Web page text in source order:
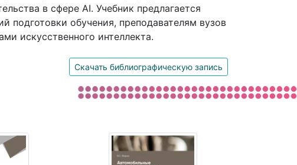
в сфере AI. Учебник предлагается
подготовки обучения, преподавателям вузов
искусственного интеллекта.
Скачать библиографическую запись